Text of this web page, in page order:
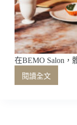
在BEMO Salon
閱讀全文
在